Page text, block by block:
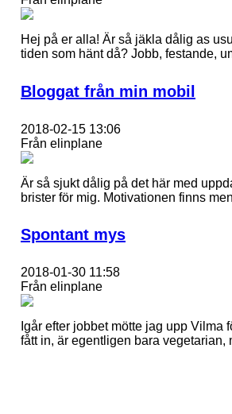
Hej på er alla! Är så jäkla dålig as
tiden som hänt då? Jobb, festande,
Bloggat från min mobil
2018-02-15 13:06
Från elinplane
Är så sjukt dålig på det här med
brister för mig. Motivationen finns
Spontant mys
2018-01-30 11:58
Från elinplane
Igår efter jobbet mötte jag upp
fått in, är egentligen bara